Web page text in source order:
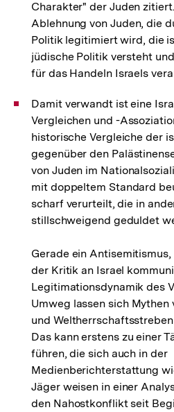
Charakter" der Juden
Ablehnung von Juden, die
Politik legitimiert wird, die
jüdische Politik versteht
für das Handeln Israels
Damit verwandt ist eine
Vergleichen und -
historische Vergleiche der
gegenüber den
von Juden im
mit doppeltem Standard
scharf verurteilt, die in
stillschweigend geduldet
Gerade ein
der Kritik an Israel
Legitimationsdynamik des
Umweg lassen sich
und
Das kann erstens zu einer
führen, die sich auch in der
Medienberichterstattung
Jäger weisen in einer
den Nahostkonflikt seit